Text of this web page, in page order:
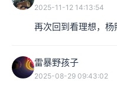
2025-11-12 14:13:54
再次回到看理想，
雷暴野孩子
2025-08-29 09:43:02